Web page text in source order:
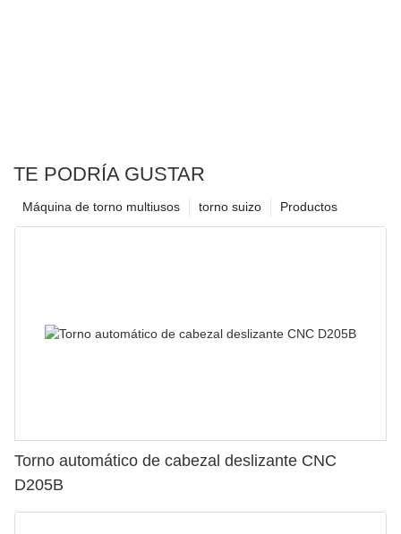
TE PODRÍA GUSTAR
Productos
torno suizo
Máquina de torno multiusos
Torno automático de cabezal deslizante CNC
D205B